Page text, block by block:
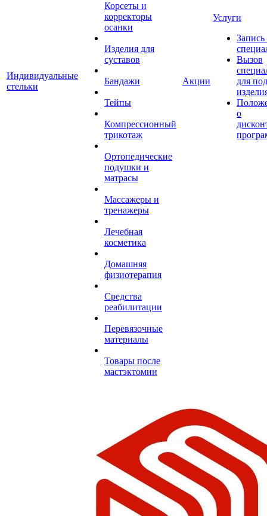
Индивидуальные
стельки
Корсеты и
корректоры
осанки
Изделия для
суставов
Бандажи
Тейпы
Компрессионный
трикотаж
Ортопедические
подушки и
матрасы
Массажеры и
тренажеры
Лечебная
косметика
Домашняя
физиотерапия
Средства
реабилитации
Перевязочные
материалы
Товары после
мастэктомии
Акции
Услуги
Запись
Вызов
для
о